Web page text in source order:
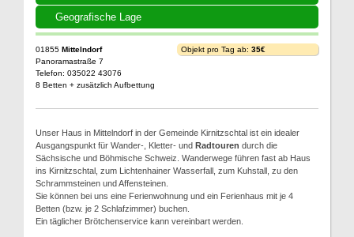
Geografische Lage
01855 Mittelndorf
Panoramastraße 7
Telefon: 035022 43076
8 Betten + zusätzlich Aufbettung
Objekt pro Tag ab: 35€
Unser Haus in Mittelndorf in der Gemeinde Kirnitzschtal ist ein idealer
Ausgangspunkt für Wander-, Kletter- und Radtouren durch die
Sächsische und Böhmische Schweiz. Wanderwege führen fast ab Haus
ins Kirnitzschtal, zum Lichtenhainer Wasserfall, zum Kuhstall, zu den
Schrammsteinen und Affensteinen.
Sie können bei uns eine Ferienwohnung und ein Ferienhaus mit je 4
Betten (bzw. je 2 Schlafzimmer) buchen.
Ein täglicher Brötchenservice kann vereinbart werden.